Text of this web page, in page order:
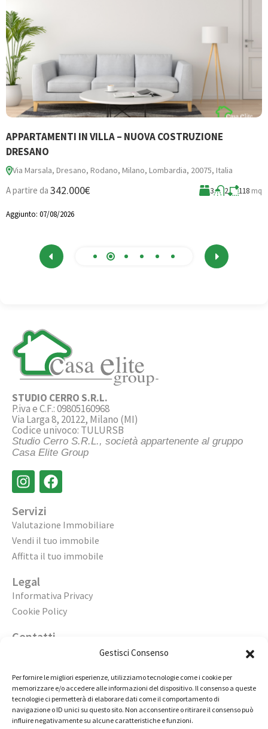
Gestisci Consenso
Per fornire le migliori esperienze, utilizziamo tecnologie come i cookie per
memorizzare e/o accedere alle informazioni del dispositivo. Il consenso a queste
tecnologie ci permetterà di elaborare dati come il comportamento di
navigazione o ID unici su questo sito. Non acconsentire o ritirare il consenso può
influire negativamente su alcune caratteristiche e funzioni.
APPARTAMENTI IN VILLA – NUOVA COSTRUZIONE
DRESANO
Via Marsala, Dresano, Rodano, Milano, Lombardia, 20075, Italia
A partire da 342.000€ 3 2 118 mq
Aggiunto: 07/08/2026
STUDIO CERRO S.R.L.
P.iva e C.F.: 09805160968
Via Larga 8, 20122, Milano (MI)
Codice univoco: TULURSB
Studio Cerro S.R.L., società appartenente al gruppo
Casa Elite Group
Servizi
Valutazione Immobiliare
Vendi il tuo immobile
Affitta il tuo immobile
Legal
Informativa Privacy
Cookie Policy
Contatti
02 98236472
info@immobiliarecasaelite.it